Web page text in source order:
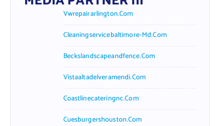
Vwrepairarlington.com
Cleaningservicebaltimore-Md.com
Beckslandscapeandfence.com
Vistaaltadelveramendi.com
Coastlinecateringnc.com
Cuesburgershouston.com